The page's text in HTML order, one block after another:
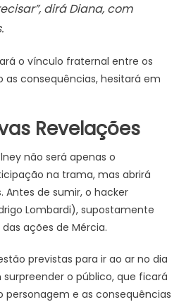
, dirá Diana, com
o vínculo fraternal entre os
as consequências, hesitará em
Revelações
não será apenas o
na trama, mas abrirá
Antes de sumir, o hacker
Lombardi), supostamente
ações de Mércia.
previstas para ir ao ar no dia
o público, que ficará
e as consequências